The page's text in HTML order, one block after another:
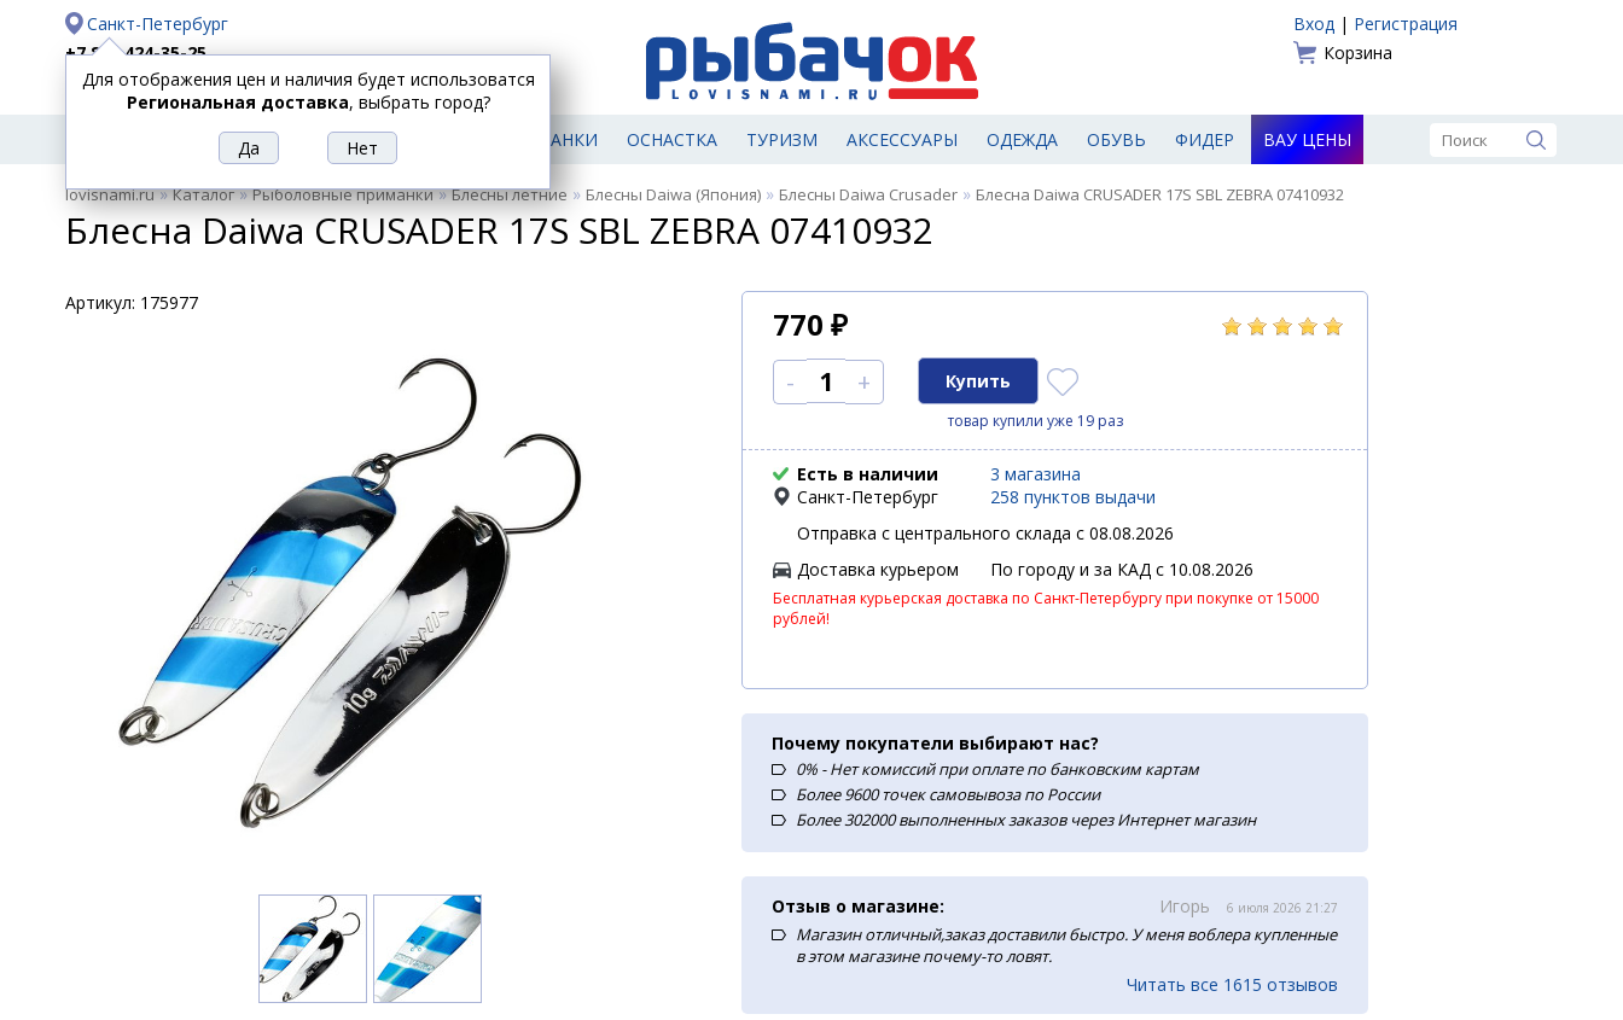
Санкт-Петербург
+7 812 424-35-25
Доставка
Оплата
Вход | Регистрация
Корзина
Для отображения цен и наличия будет использоватся
Региональная доставка, выбрать город?
РЫБОЛОВНЫЕ
ТОВАРЫ
СПИННИНГИ КАТУШКИ ПРИМАНКИ ОСНАСТКА ТУРИЗМ АКСЕССУАРЫ ОДЕЖДА ОБУВЬ ФИДЕР ВАУ ЦЕНЫ
lovisnami.ru»Каталог»Рыболовные приманки»Блесны летние » Блесны Daiwa (Япония) » Блесны Daiwa Crusader » Блесна Daiwa CRUSADER 17S SBL ZEBRA 07410932
Блесна Daiwa CRUSADER 17S SBL ZEBRA 07410932
Артикул: 175977
770 ₽
- +
товар купили уже 19 раз
Есть в наличии
3 магазина
Санкт-Петербург
258 пунктов выдачи
Отправка с центрального склада с 08.08.2026
Доставка курьером
По городу и за КАД c 10.08.2026
Бесплатная курьерская доставка по Санкт-Петербургу при покупке от 15000
рублей!
Почему покупатели выбирают нас?
0% - Нет комиссий при оплате по банковским картам
Более 9600 точек самовывоза по России
Более 302000 выполненных заказов через Интернет магазин
Отзыв о магазине: Игорь 6 июля 2026 21:27
Магазин отличный,заказ доставили быстро. У меня воблера купленные
в этом магазине почему-то ловят.
Читать все 1615 отзывов